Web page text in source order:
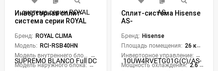
Инверторная сплит-
система серии ROYAL
DC EU Inverter RCI-
RSB40HN (комплект)
Бренд: ROYAL CLIMA
Модель: RCI-RSB40HN
Модель внутреннего блока:
RCI-RSB40HN/IN
Модель наружного блока: RCI-RSB40HN/OUT
Сплит-система Hisense
AS-
10UW4RVETG01W(C)
Champagne Crystal
Super DC Inverter Wi-Fi
Бренд: Hisense
Площадь помещения: 26 кв. м.
Инверторное управление: Да
Мощность охлаждения: 2.6 кВт